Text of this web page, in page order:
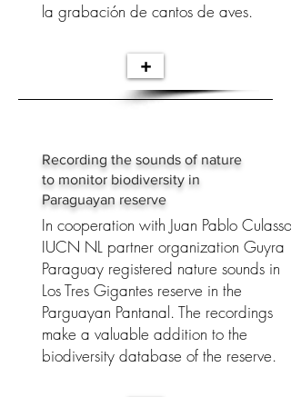
la grabación de cantos de aves.
+
Recording the sounds of nature
to monitor biodiversity in
Paraguayan reserve
In cooperation with Juan Pablo Culasso,
IUCN NL partner organization Guyra
Paraguay registered nature sounds in
Los Tres Gigantes reserve in the
Parguayan Pantanal. The recordings
make a valuable addition to the
biodiversity database of the reserve.